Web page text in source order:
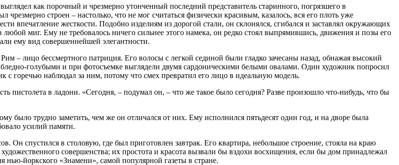
как порочный и чрезмерно утонченный последний представитель старинного, погрязшего в
строен – настолько, что не мог считаться физически красивым, казалось, вся его плоть уже
впечатление жесткости. Подобно изделиям из дорогой стали, он склонялся, сгибался и заставлял окружающих
миг. Ему не требовалось ничего сильнее этого намека, он редко стоял выпрямившись, движения и позы его
ему вид совершеннейшей элегантности.
– лицо бессмертного патриция. Его волосы с легкой сединой были гладко зачесаны назад, обнажая высокий
голубыми и при фотосъемке выглядели двумя сардоническими белыми овалами. Один художник попросил
с горечью наблюдал за ним, потому что смех превратил его лицо в идеальную модель.
пистолета в ладони. «Сегодня, – подумал он, – что же такое было сегодня? Разве произошло что-нибудь, что бы
было трудно заметить, чем же он отличался от них. Ему исполнился пятьдесят один год, и на дворе была
усилий памяти.
Он спустился в столовую, где был приготовлен завтрак. Его квартира, небольшое строение, стояла на краю
совершенства; их простота и красота вызвали бы вздохи восхищения, если бы дом принадлежал
йоркского «Знамени», самой популярной газеты в стране.